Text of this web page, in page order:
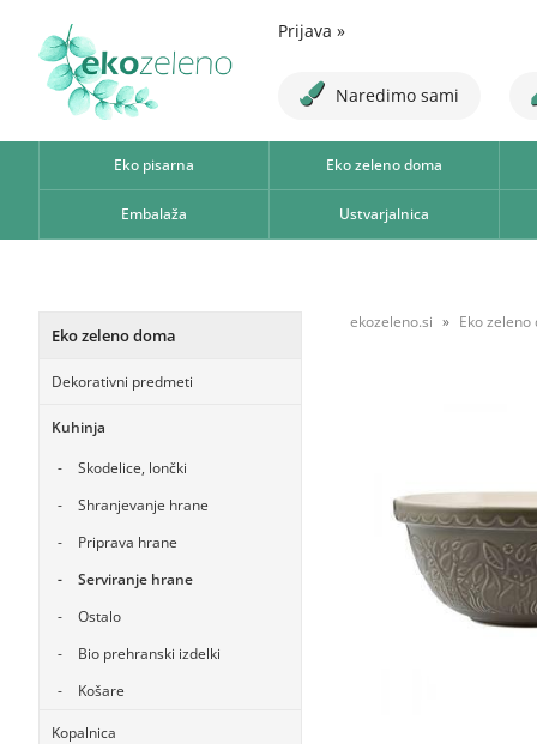
Prijava »
Naredimo sami
Eko pisarna Eko zeleno doma
Embalaža Ustvarjalnica
Eko zeleno doma
Dekorativni predmeti
Kuhinja
Skodelice, lončki
Shranjevanje hrane
Priprava hrane
Serviranje hrane
Ostalo
Bio prehranski izdelki
Košare
Kopalnica
ekozeleno.si Eko zeleno